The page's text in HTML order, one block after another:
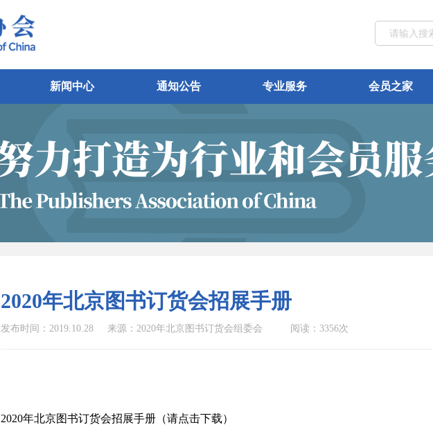
新闻中心 通知公告 专业服务 会员之家
2020年北京图书订货会招展手册
发布时间：2019.10.28 来源：2020年北京图书订货会组委会 阅读：3356次
2020年北京图书订货会招展手册（请点击下载）